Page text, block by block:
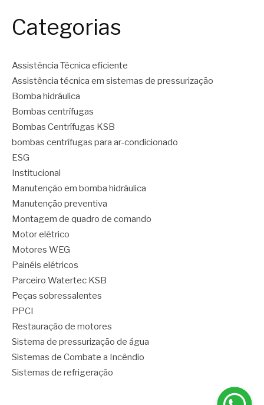
Categorias
Assistência Técnica eficiente
Assistência técnica em sistemas de pressurização
Bomba hidráulica
Bombas centrífugas
Bombas Centrífugas KSB
bombas centrífugas para ar-condicionado
ESG
Institucional
Manutenção em bomba hidráulica
Manutenção preventiva
Montagem de quadro de comando
Motor elétrico
Motores WEG
Painéis elétricos
Parceiro Watertec KSB
Peças sobressalentes
PPCI
Restauração de motores
Sistema de pressurização de água
Sistemas de Combate a Incêndio
Sistemas de refrigeração